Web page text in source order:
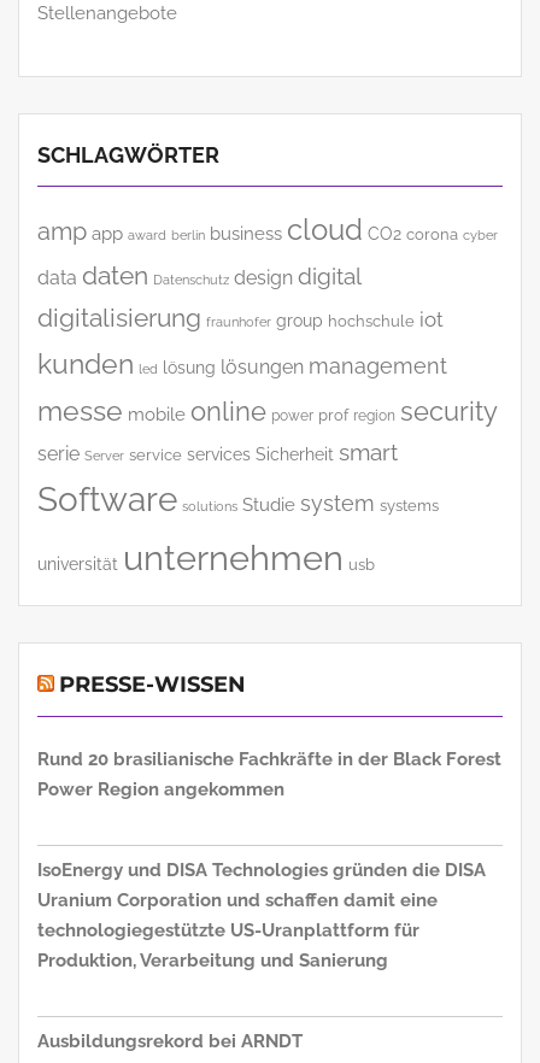
Stellenangebote
SCHLAGWÖRTER
amp app award berlin business cloud CO2 corona cyber
data daten Datenschutz design digital
digitalisierung fraunhofer group hochschule iot
kunden led lösung lösungen management
messe mobile online power prof region security
serie Server service services Sicherheit smart
Software solutions Studie system systems
universität unternehmen usb
PRESSE-WISSEN
Rund 20 brasilianische Fachkräfte in der Black Forest
Power Region angekommen
IsoEnergy und DISA Technologies gründen die DISA
Uranium Corporation und schaffen damit eine
technologiegestützte US-Uranplattform für
Produktion, Verarbeitung und Sanierung
Ausbildungsrekord bei ARNDT